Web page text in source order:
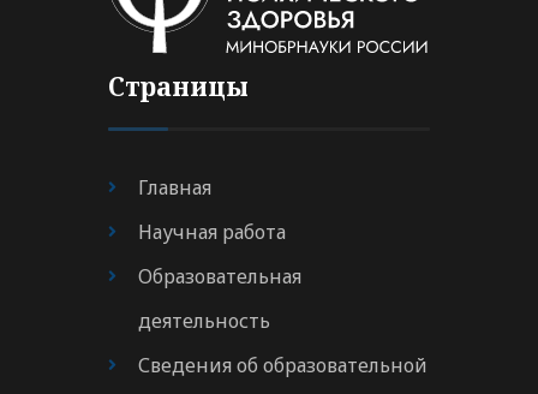
Страницы
Главная
Научная работа
Образовательная
деятельность
Сведения об образовательной